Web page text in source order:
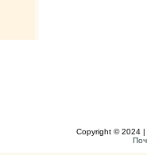
Copyright © 2024 |